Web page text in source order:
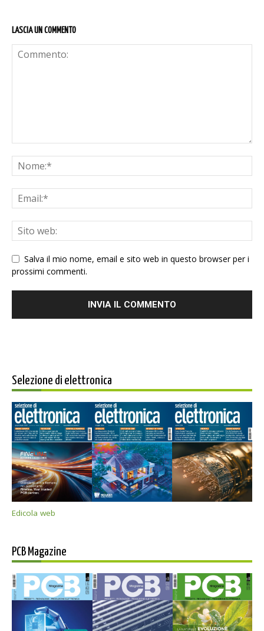
LASCIA UN COMMENTO
Salva il mio nome, email e sito web in questo browser per i
prossimi commenti.
Selezione di elettronica
Edicola web
PCB Magazine